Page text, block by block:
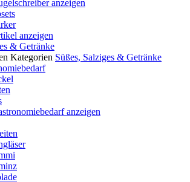
anzeigen
anzeigen
& Getränke
Kategorien Süßes, Salziges & Getränke
anzeigen